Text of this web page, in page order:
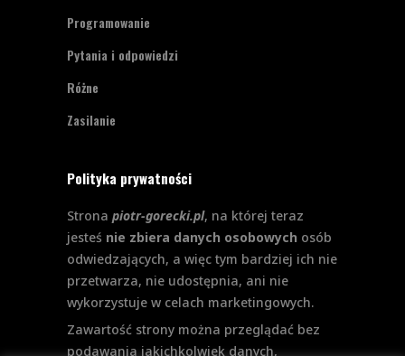
Programowanie
Pytania i odpowiedzi
Różne
Zasilanie
Polityka prywatności
Strona piotr-gorecki.pl, na której teraz
jesteś nie zbiera danych osobowych osób
odwiedzających, a więc tym bardziej ich nie
przetwarza, nie udostępnia, ani nie
wykorzystuje w celach marketingowych.
Zawartość strony można przeglądać bez
podawania jakichkolwiek danych,